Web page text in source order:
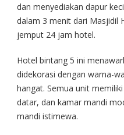
dan menyediakan dapur
dalam 3 menit dari Masjidil
jemput 24 jam hotel.
Hotel bintang 5 ini
didekorasi dengan warna-
hangat. Semua unit
datar, dan kamar mandi
mandi istimewa.